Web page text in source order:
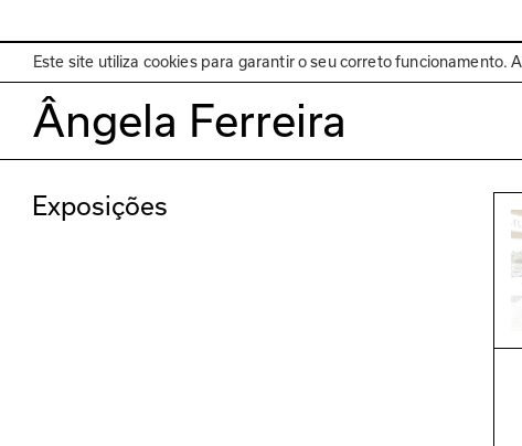
EN Programa
Este site utiliza cookies para garantir o seu correto funcionamento.
Ângela Ferreira
Exposições